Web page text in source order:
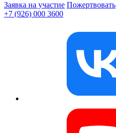
Заявка на участие Пожертвовать
+7 (926) 000 3600